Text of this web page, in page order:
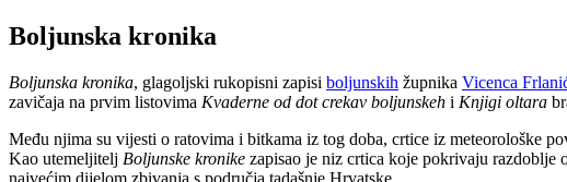
Boljunska kronika
Boljunska kronika, glagoljski rukopisni zapisi boljunskih župnika Vicenca
zavičaja na prvim listovima Kvaderne od dot crekav boljunskeh i Knjigi oltara
Među njima su vijesti o ratovima i bitkama iz tog doba, crtice iz meteorološke
Kao utemeljitelj Boljunske kronike zapisao je niz crtica koje pokrivaju
najvećim dijelom zbivanja s područja tadašnje Hrvatske.